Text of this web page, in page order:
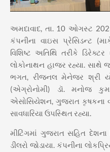
અમદાવાદ, તા. 10 ઓગસ્ટ
કંપનીના વાઇસ પ્રેસિડન્ટ
વિશિષ્ટ અતિથિ તરીકે
લોકોનાથન હાજર રહ્યા.
ભગત, રીજનલ મેનેજર શ્રી
(એગ્રોનોમી) ડૉ. મનોજ
એસોસિયેશન, ગુજરાત કૃષકના
સાવધારિયા ઉપસ્થિત રહ્યા.
મીટિંગમાં ગુજરાત સહિત દેશના
ડીલરો જોડાયા. કંપનીના